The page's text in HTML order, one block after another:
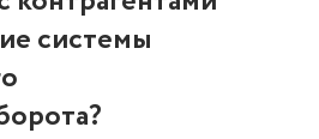
системы